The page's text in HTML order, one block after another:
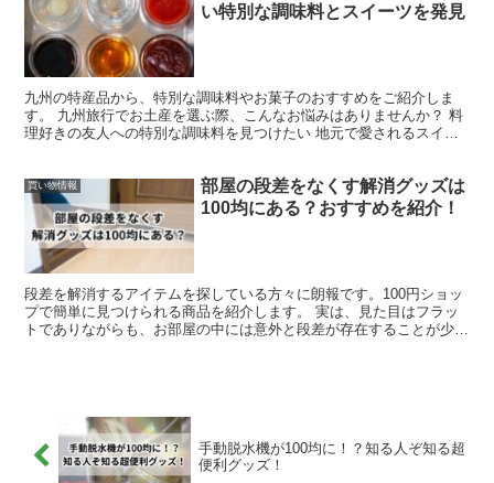
い特別な調味料とスイーツを発見
九州の特産品から、特別な調味料やお菓子のおすすめをご紹介しま
す。 九州旅行でお土産を選ぶ際、こんなお悩みはありませんか？ 料
理好きの友人への特別な調味料を見つけたい 地元で愛されるスイー
買い物情報
部屋の段差をなくす解消グッズは
100均にある？おすすめを紹介！
段差を解消するアイテムを探している方々に朗報です。100円ショッ
プで簡単に見つけられる商品を紹介します。 実は、見た目はフラッ
トでありながらも、お部屋の中には意外と段差が存在することが少な
手動脱水機が100均に！？知る人ぞ知る超
便利グッズ！